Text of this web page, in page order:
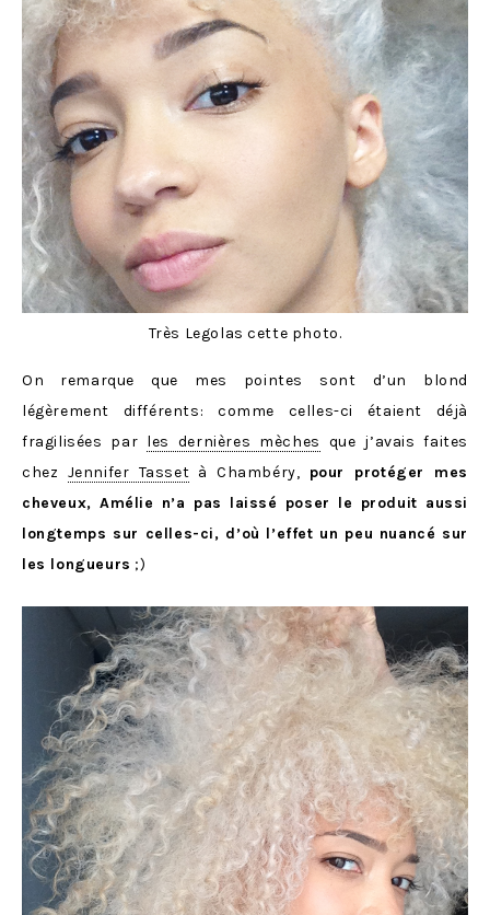
Très Legolas cette photo.
On remarque que mes pointes sont d’un blond
légèrement différents: comme celles-ci étaient déjà
fragilisées par les dernières mèches que j’avais faites
chez Jennifer Tasset à Chambéry, pour protéger mes
cheveux, Amélie n’a pas laissé poser le produit aussi
longtemps sur celles-ci, d’où l’effet un peu nuancé sur
les longueurs ;)